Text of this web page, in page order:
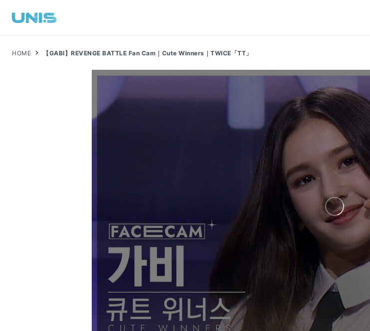
HOME 【GABI】REVENGE BATTLE Fan Cam｜Cute Winners｜TWICE「TT」